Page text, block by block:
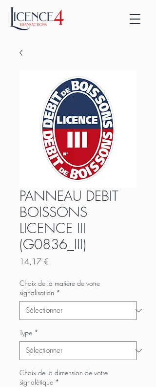
PANNEAU DEBIT
BOISSONS
LICENCE III
(G0836_III)
14,17 €
Choix de la matière de votre
signalisation *
Type *
Choix de la dimension de votre
signalétique *